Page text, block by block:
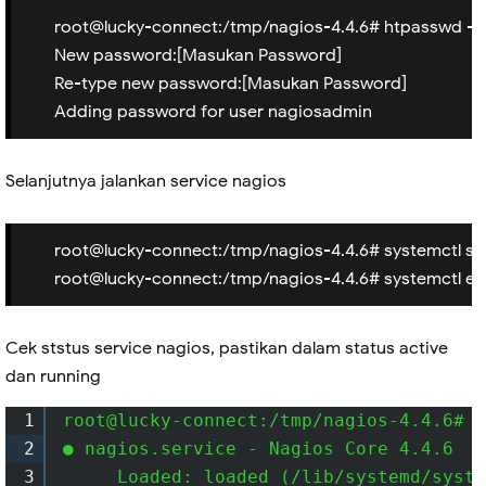
root@lucky-connect:/tmp/nagios-4.4.6# htpasswd
New password:[Masukan Password]
Re-type new password:[Masukan Password]
Adding password for user nagiosadmin
Selanjutnya jalankan service nagios
root@lucky-connect:/tmp/nagios-4.4.6# systemctl
root@lucky-connect:/tmp/nagios-4.4.6# systemctl
Cek ststus service nagios, pastikan dalam status active
dan running
1
2
3
root@lucky-connect:/tmp/nagios-4.4.6#
● nagios.service - Nagios Core 4.4.6
Loaded: loaded (/lib/systemd/